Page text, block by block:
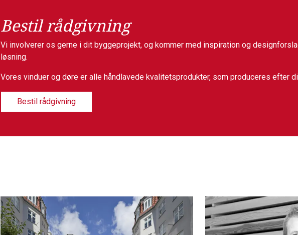
Bestil rådgivning
Vi involverer os gerne i dit byggeprojekt, og kommer med inspiration og
løsning.
Vores vinduer og døre er alle håndlavede kvalitetsprodukter, som produceres efter
Bestil rådgivning